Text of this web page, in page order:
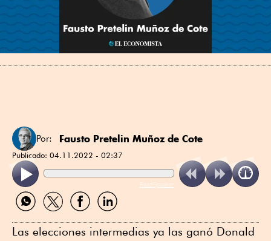
Por: Fausto Pretelin Muñoz de Cote
Publicado: 04.11.2022 - 02:37
ReadSpeaker
Compartir
por
Compartir
por
Compartir
por
Compartir
por
Las elecciones intermedias ya las ganó Donald